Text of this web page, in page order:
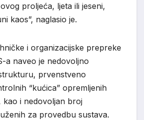
proljeća, ljeta ili jeseni,
kaos”, naglasio je.
i organizacijske prepreke
a naveo je nedovoljno
prvenstveno
“kućica” opremljenih
kao i nedovoljan broj
za provedbu sustava.